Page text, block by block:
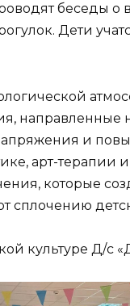
беседы о
Дети
направленные
и
арт-терапии
которые
сплочению
культуре Д/с